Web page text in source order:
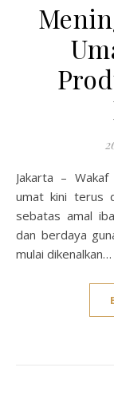
Jakarta – Wakaf sebagai salah satu instrumen ekonomi
umat kini terus
sebatas amal
dan berdaya
mulai dikenalkan…